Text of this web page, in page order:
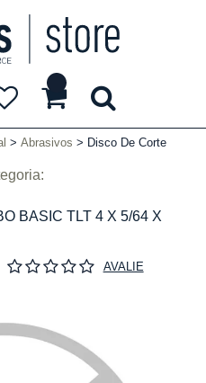
Abrasivos Disco De Corte
BASIC TLT 4 X 5/64 X
AVALIE